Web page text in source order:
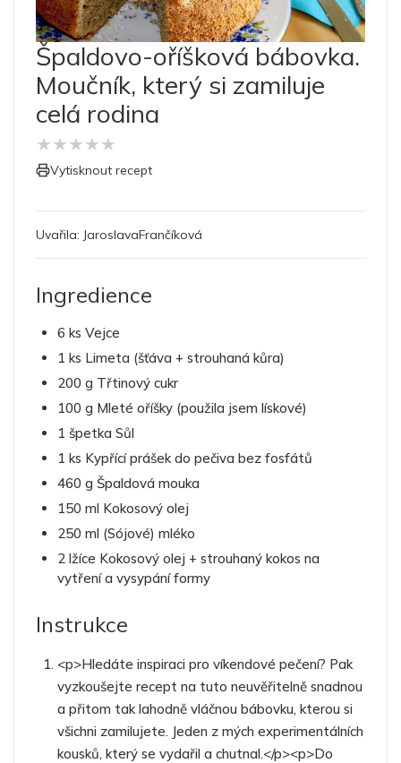
Špaldovo-oříšková bábovka.
Moučník, který si zamiluje
celá rodina
★★★★★
Vytisknout recept
Uvařila: JaroslavaFrančíková
Ingredience
6 ks Vejce
1 ks Limeta (šťáva + strouhaná kůra)
200 g Třtinový cukr
100 g Mleté oříšky (použila jsem lískové)
1 špetka Sůl
1 ks Kypřící prášek do pečiva bez fosfátů
460 g Špaldová mouka
150 ml Kokosový olej
250 ml (Sójové) mléko
2 lžíce Kokosový olej + strouhaný kokos na
vytření a vysypání formy
Instrukce
<p>Hledáte inspiraci pro víkendové pečení? Pak
vyzkoušejte recept na tuto neuvěřitelně snadnou
a přitom tak lahodně vláčnou bábovku, kterou si
všichni zamilujete. Jeden z mých experimentálních
kousků, který se vydařil a chutnal.</p><p>Do